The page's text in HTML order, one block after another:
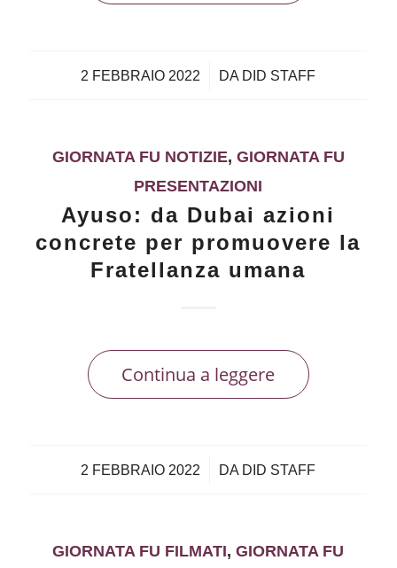
2 FEBBRAIO 2022
/ DA DID STAFF
GIORNATA FU NOTIZIE, GIORNATA FU
PRESENTAZIONI
Ayuso: da Dubai azioni
concrete per promuovere la
Fratellanza umana
Continua a leggere
2 FEBBRAIO 2022
/ DA DID STAFF
GIORNATA FU FILMATI,GIORNATA FU